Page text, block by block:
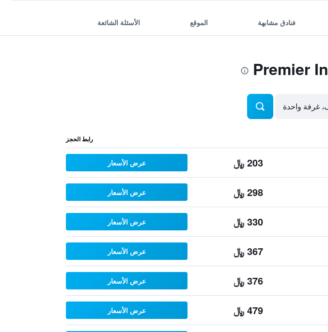
فنادق مشابهة الموقع الأسئلة الشائعة
رابط الحجز
203 ﷼ عرض الأسعار
298 ﷼ عرض الأسعار
330 ﷼ عرض الأسعار
367 ﷼ عرض الأسعار
376 ﷼ عرض الأسعار
479 ﷼ عرض الأسعار